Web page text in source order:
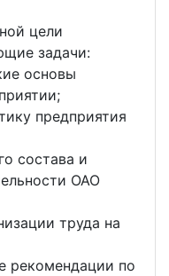
цели
задачи:
основы
предприятия
состава и
ОАО
труда на
рекомендации по